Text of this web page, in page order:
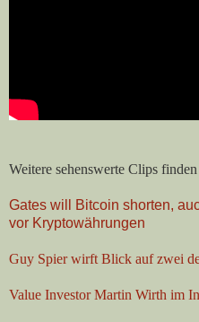
Weitere sehenswerte Clips
Gates will Bitcoin shorten,
vor Kryptowährungen
Guy Spier wirft Blick auf zwei
Value Investor Martin Wirth im